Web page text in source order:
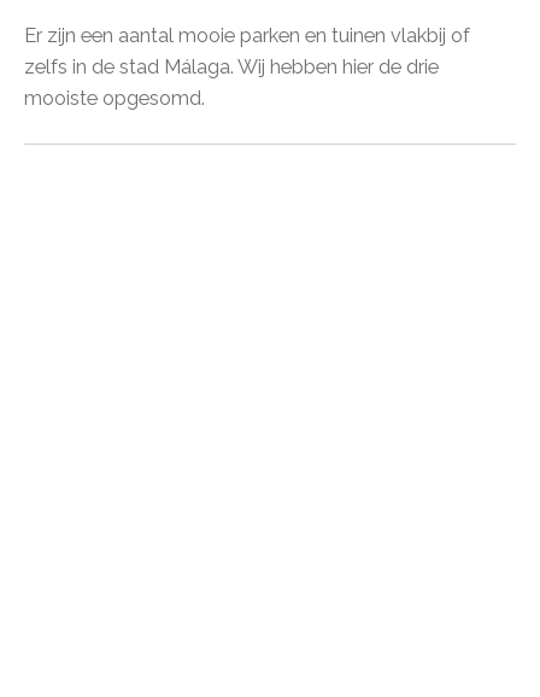
Er zijn een aantal mooie parken en tuinen vlakbij of
zelfs in de stad Málaga. Wij hebben hier de drie
mooiste opgesomd.